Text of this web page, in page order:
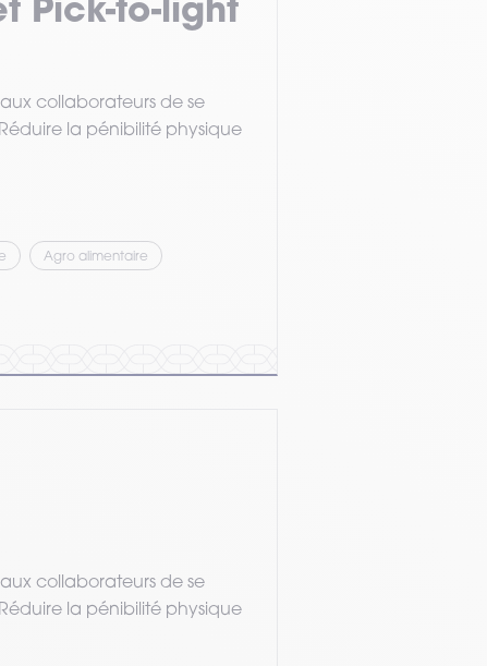
collaborateurs de se
la pénibilité physique
Agro alimentaire
collaborateurs de se
la pénibilité physique